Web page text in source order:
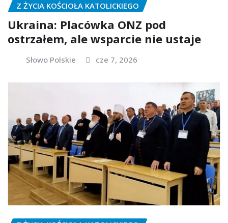
Z ŻYCIA KOŚCIOŁA KATOLICKIEGO
Ukraina: Placówka ONZ pod
ostrzałem, ale wsparcie nie ustaje
Słowo Polskie cze 7, 2026